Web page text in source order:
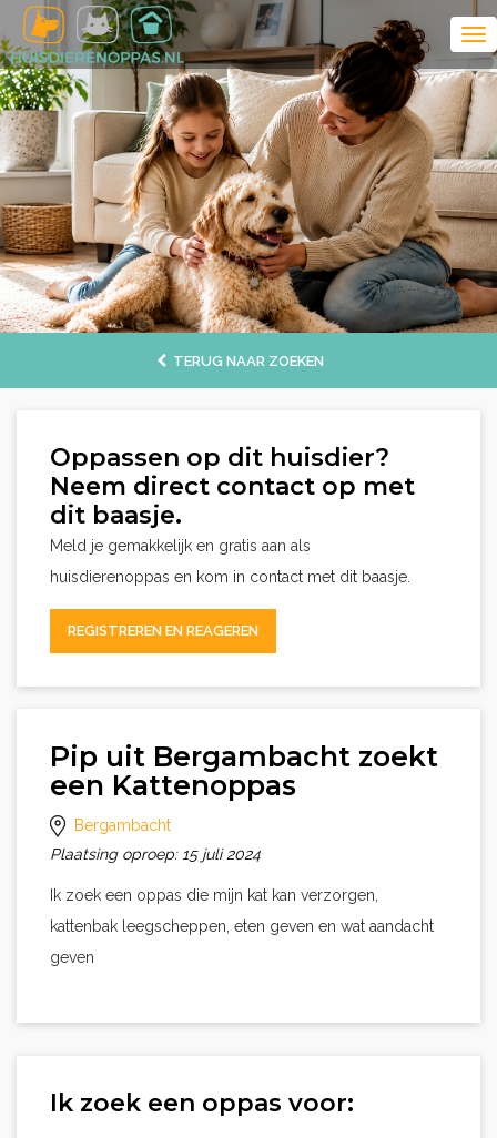
TERUG NAAR ZOEKEN
Oppassen op dit huisdier?
Neem direct contact op met
dit baasje.
Meld je gemakkelijk en gratis aan als
huisdierenoppas en kom in contact met dit baasje.
REGISTREREN EN REAGEREN
Pip uit Bergambacht zoekt
een Kattenoppas
Bergambacht
Plaatsing oproep: 15 juli 2024
Ik zoek een oppas die mijn kat kan verzorgen,
kattenbak leegscheppen, eten geven en wat aandacht
geven
Ik zoek een oppas voor: